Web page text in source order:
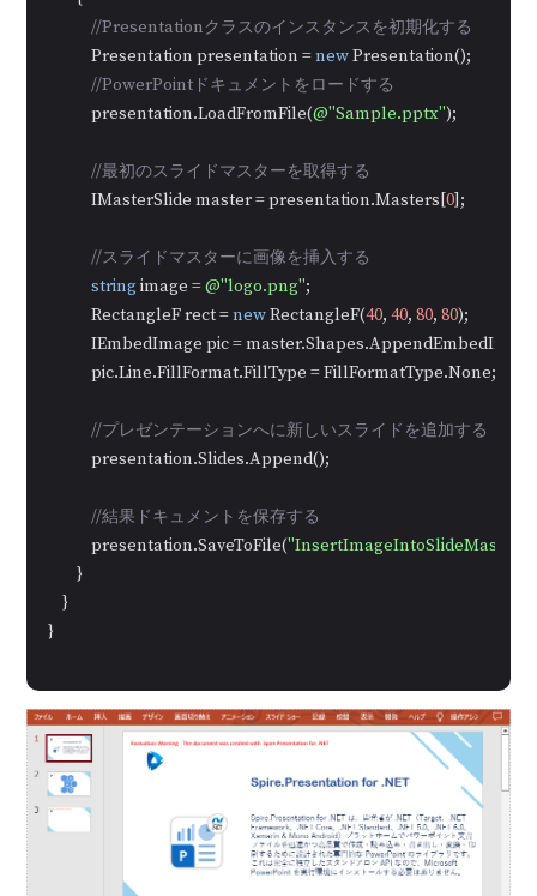
//Presentationクラスのインスタンスを初期化する
            Presentation presentation =
new Presentation();
//PowerPointドキュメントをロードする
            presentation.LoadFromFile(
@"Sample.pptx");
//最初のスライドマスターを取得する
            IMasterSlide master = presentation.Masters[
0];
//スライドマスターに画像を挿入する
string image = @"logo.png";
            RectangleF rect =
new RectangleF(40, 40, 80, 80);
IEmbedImage pic =
            pic.Line.FillFormat.FillType = FillFormatType.None;
//プレゼンテーションへに新しいスライドを追加する
            presentation.Slides.Append();
//結果ドキュメントを保存する
            presentation.SaveToFile(
        }
    }
}